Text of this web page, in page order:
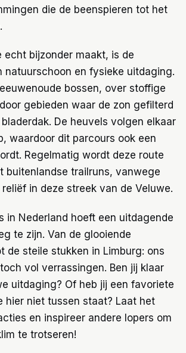
die de beenspieren tot het
echt bijzonder maakt, is de
natuurschoon en fysieke uitdaging.
bossen, over stoffige
gebieden waar de zon gefilterd
De heuvels volgen elkaar
waardoor dit parcours ook een
Regelmatig wordt deze route
buitenlandse trailruns, vanwege
in deze streek van de Veluwe.
in Nederland hoeft een uitdagende
te zijn. Van de glooiende
de steile stukken in Limburg: ons
vol verrassingen. Ben jij klaar
uitdaging? Of heb jij een favoriete
hier niet tussen staat? Laat het
en inspireer andere lopers om
te trotseren!